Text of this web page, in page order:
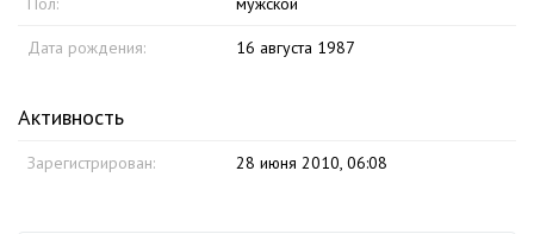
Дата рождения: 16 августа 1987
Активность
Зарегистрирован: 28 июня 2010, 06:08